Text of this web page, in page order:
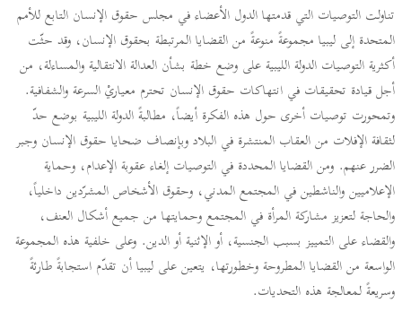
تناولت التوصيات التي قدمتها الدول الأعضاء في مجلس حقوق الإنسان التابع للأمم
المتحدة إلى ليبيا مجموعةً منوعةً من القضايا المرتبطة بحقوق الإنسان، وقد حثّت
أكثرية التوصيات الدولة الليبية على وضع خطة بشأن العدالة الانتقالية والمساءلة، من
أجل قيادة تحقيقات في انتهاكات حقوق الإنسان تحترم معياريْ السرعة والشفافية.
وتمحورت توصيات أخرى حول هذه الفكرة أيضاً، مطالبةً الدولة الليبية بوضع حدّ
لثقافة الإفلات من العقاب المنتشرة في البلاد وبإنصاف ضحايا حقوق الإنسان وجبر
الضرر عنهم. ومن القضايا المحددة في التوصيات إلغاء عقوبة الإعدام، وحماية
الإعلاميين والناشطين في المجتمع المدني، وحقوق الأشخاص المشرّدين داخلياً،
والحاجة لتعزيز مشاركة المرأة في المجتمع وحمايتها من جميع أشكال العنف،
والقضاء على التمييز بسبب الجنسية، أو الإثنية أو الدين. وعلى خلفية هذه المجموعة
الواسعة من القضايا المطروحة وخطورتها، يتعين على ليبيا أن تقدّم استجابةً طارئةً
وسريعةً لمعالجة هذه التحديات.